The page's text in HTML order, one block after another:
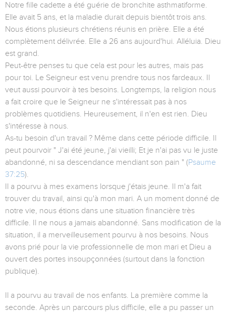
Notre fille cadette a été guérie de bronchite asthmatiforme.
Elle avait 5 ans, et la maladie durait depuis bientôt trois ans.
Nous étions plusieurs chrétiens réunis en prière. Elle a été
complètement délivrée. Elle a 26 ans aujourd'hui. Alléluia. Dieu
est grand.
Peut-être penses tu que cela est pour les autres, mais pas
pour toi. Le Seigneur est venu prendre tous nos fardeaux. Il
veut aussi pourvoir à tes besoins. Longtemps, la religion nous
a fait croire que le Seigneur ne s'intéressait pas à nos
problèmes quotidiens. Heureusement, il n'en est rien. Dieu
s'intéresse à nous.
As-tu besoin d'un travail ? Même dans cette période difficile. Il
peut pourvoir " J'ai été jeune, j'ai vieilli; Et je n'ai pas vu le juste
abandonné, ni sa descendance mendiant son pain " (Psaume
37:25).
Il a pourvu à mes examens lorsque j'étais jeune. Il m'a fait
trouver du travail, ainsi qu'à mon mari. A un moment donné de
notre vie, nous étions dans une situation financière très
difficile. Il ne nous a jamais abandonné. Sans modification de la
situation, il a merveilleusement pourvu à nos besoins. Nous
avons prié pour la vie professionnelle de mon mari et Dieu a
ouvert des portes insoupçonnées (surtout dans la fonction
publique).
Il a pourvu au travail de nos enfants. La première comme la
seconde. Après un parcours plus difficile, elle a pu passer un